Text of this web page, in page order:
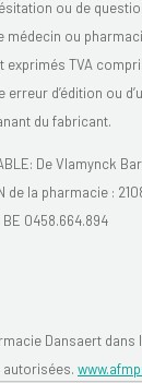
ou de
ou
exprimés TVA
d’édition ou
du fabricant.
De Vlamynck
de la pharmacie :
BE 0458.664.894
Dansaert dans
autorisées.